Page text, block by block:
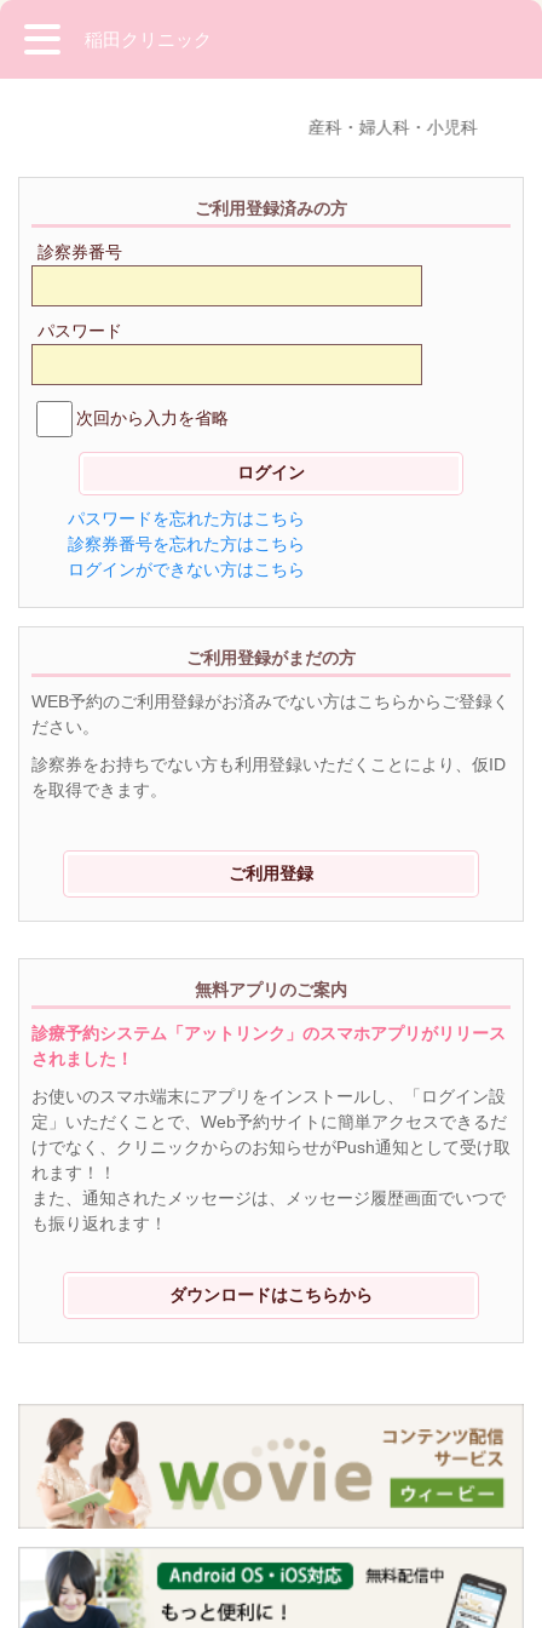
稲田クリニック
産科・婦人科・小児科
ご利用登録済みの方
診察券番号
パスワード
次回から入力を省略
パスワードを忘れた方はこちら
診察券番号を忘れた方はこちら
ログインができない方はこちら
ご利用登録がまだの方
WEB予約のご利用登録がお済みでない方はこちらからご登録く
ださい。
診察券をお持ちでない方も利用登録いただくことにより、仮ID
を取得できます。
ご利用登録
無料アプリのご案内
診療予約システム「アットリンク」のスマホアプリがリリース
されました！
お使いのスマホ端末にアプリをインストールし、「ログイン設
定」いただくことで、Web予約サイトに簡単アクセスできるだ
けでなく、クリニックからのお知らせがPush通知として受け取
れます！！
また、通知されたメッセージは、メッセージ履歴画面でいつで
も振り返れます！
ダウンロードはこちらから